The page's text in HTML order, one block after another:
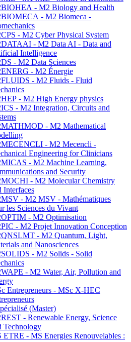
- M2 Biology and Health
- M2 Biomeca -
- M2 Cyber Physical System
- M2 Data AI - Data and
Intelligence
- M2 Data Sciences
- M2 Énergie
- M2 Fluids - Fluid
- M2 High Energy physics
- M2 Integration, Circuits and
- M2 Mathematical
- M2 Mecencli -
Engineering for Clinicians
- M2 Machine Learning,
and Security
- M2 Molecular Chemistry
Interfaces
- M2 MSV - Mathématiques
les Sciences du Vivant
- M2 Optimisation
- M2 Projet Innovation Conception
- M2 Quantum, Light,
and Nanosciences
- M2 Solids - Solid
- M2 Water, Air, Pollution and
Entrepreneurs - MSc X-HEC
(Master)
- Renewable Energy, Science
Technology
ETRE - MS Energies Renouvelables :